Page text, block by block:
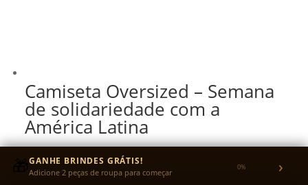
Camiseta Oversized – Semana
de solidariedade com a
América Latina
R$140,00
R$133,00no Pix
🎁GANHE BRINDES GRÁTIS!
Adicione 2 peças de roupa para começar 0% ›